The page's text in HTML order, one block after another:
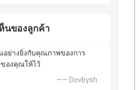
นของลูกค้า
อย่างยิ่งกับคุณภาพของการ
องคุณให้ไว้
—— Dovbysh